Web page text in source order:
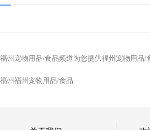
福州宠物用品/食品频道为您提供福州宠物用品
福州福州宠物用品/食品